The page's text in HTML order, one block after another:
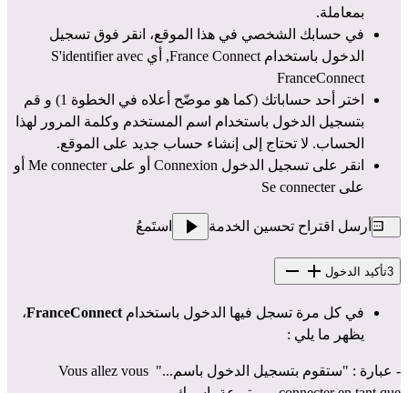
بمعاملة.
في حسابك الشخصي في هذا الموقع، انقر فوق تسجيل
الدخول باستخدام France Connect, أي S'identifier avec
FranceConnect
اختر أحد حساباتك (كما هو موضّح أعلاه في الخطوة 1) و قم
بتسجيل الدخول باستخدام اسم المستخدم وكلمة المرور لهذا
الحساب. لا تحتاج إلى إنشاء حساب جديد على الموقع.
انقر على تسجيل الدخول Connexion أو على Me connecter أو
على Se connecter
أرسل اقتراح تحسين الخدمة استَمعُ
3تأكيد الدخول
في كل مرة تسجل فيها الدخول باستخدام FranceConnect
يظهر ما يلي :
- عبارة : "ستقوم بتسجيل الدخول باسم..." Vous allez vous